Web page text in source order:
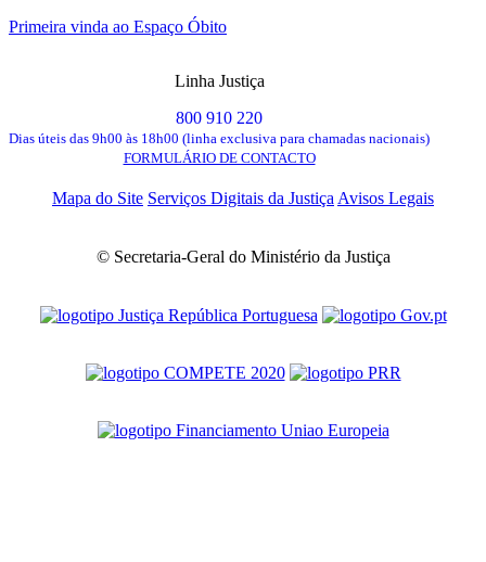
Primeira vinda ao Espaço Óbito
Linha Justiça
800 910 220
Dias úteis das 9h00 às 18h00 (linha exclusiva para chamadas nacionais)
FORMULÁRIO DE CONTACTO
Mapa do Site Serviços Digitais da Justiça Avisos Legais
© Secretaria-Geral do Ministério da Justiça